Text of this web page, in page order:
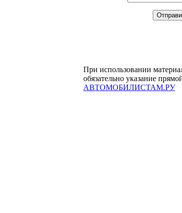
При использовании
обязательно указание
АВТОМОБИЛИСТАМ.РУ